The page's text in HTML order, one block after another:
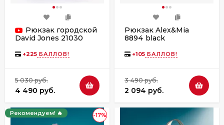
Рюкзак городской
David Jones 21030
+225 БАЛЛОВ!
5 030 руб.
4 490 руб.
Рюкзак Alex&Mia
8894 black
+105 БАЛЛОВ!
3 490 руб.
2 094 руб.
-17%
Рекомендуем! 🔥